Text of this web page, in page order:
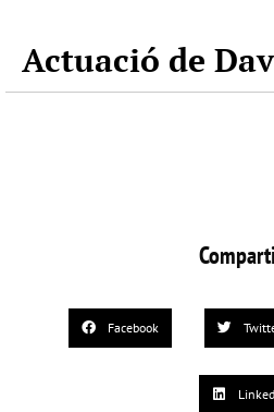
Actuació de
Facebook